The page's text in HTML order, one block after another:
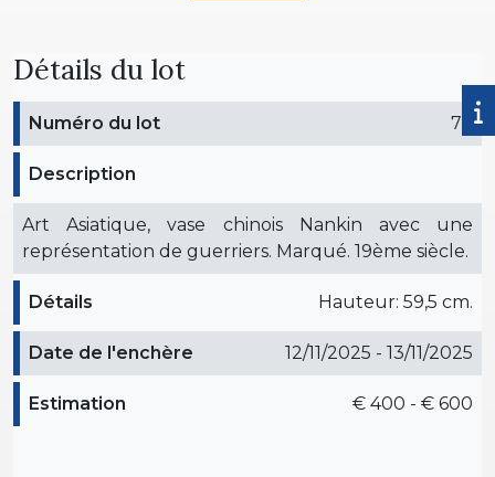
Détails du lot
Numéro du lot 73
Description
Art Asiatique, vase chinois Nankin avec une
représentation de guerriers. Marqué. 19ème siècle.
Détails Hauteur: 59,5 cm.
Date de l'enchère 12/11/2025 - 13/11/2025
Estimation € 400 - € 600